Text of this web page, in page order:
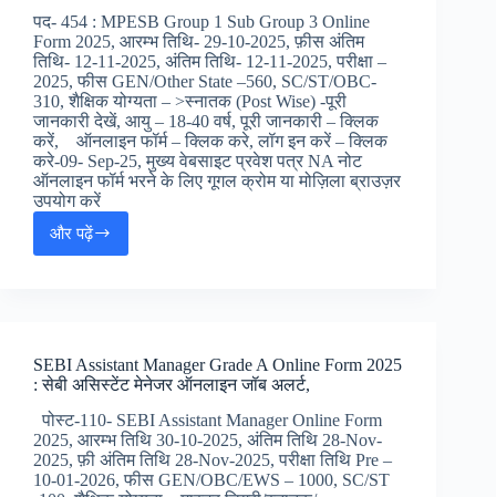
RRB
जूनियर
इंजिनियर
जॉब्स
पद- 454 : MPESB Group 1 Sub Group 3 Online
Form 2025, आरम्भ तिथि- 29-10-2025, फ़ीस अंतिम
तिथि- 12-11-2025, अंतिम तिथि- 12-11-2025, परीक्षा –
2025, फीस GEN/Other State –560, SC/ST/OBC-
310, शैक्षिक योग्यता – >स्नातक (Post Wise) -पूरी
जानकारी देखें, आयु – 18-40 वर्ष, पूरी जानकारी – क्लिक
करें, ऑनलाइन फॉर्म – क्लिक करे, लॉग इन करें – क्लिक
करे-09- Sep-25, मुख्य वेबसाइट प्रवेश पत्र NA नोट
ऑनलाइन फॉर्म भरने के लिए गूगल क्रोम या मोज़िला ब्राउज़र
उपयोग करें
और पढ़ेंMPESB
Group
Various
Post
Online
Form
2025-
मध्य
SEBI Assistant Manager Grade A Online Form 2025
: सेबी असिस्टेंट मेनेजर ऑनलाइन जॉब अलर्ट,
पोस्ट-110- SEBI Assistant Manager Online Form
2025, आरम्भ तिथि 30-10-2025, अंतिम तिथि 28-Nov-
2025, फ़ी अंतिम तिथि 28-Nov-2025, परीक्षा तिथि Pre –
10-01-2026, फीस GEN/OBC/EWS – 1000, SC/ST